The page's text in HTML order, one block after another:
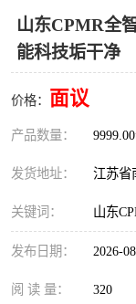
山东CPMR全
能科技垢干净
价格： 面议
产品数量：
发货地址： 江苏省
关键词： 山东
发布日期： 2026-
阅 读 量： 320